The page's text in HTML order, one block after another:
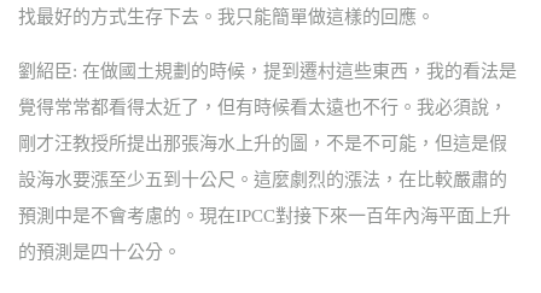
找最好的方式生存下去。我只能簡單做這樣的回應。
劉紹臣: 在做國土規劃的時候，提到遷村這些東西，我的看法是
覺得常常都看得太近了，但有時候看太遠也不行。我必須說，
剛才汪教授所提出那張海水上升的圖，不是不可能，但這是假
設海水要漲至少五到十公尺。這麼劇烈的漲法，在比較嚴肅的
預測中是不會考慮的。現在IPCC對接下來一百年內海平面上升
的預測是四十公分。